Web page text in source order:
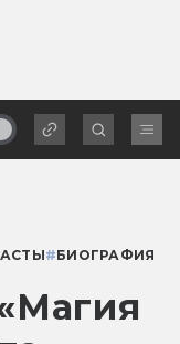
#БИОГРАФИЯ